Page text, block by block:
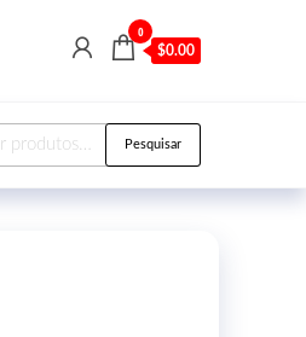
0
$0.00
Pesquisar